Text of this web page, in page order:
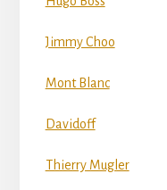
Jimmy Choo
Mont Blanc
Davidoff
Thierry Mugler